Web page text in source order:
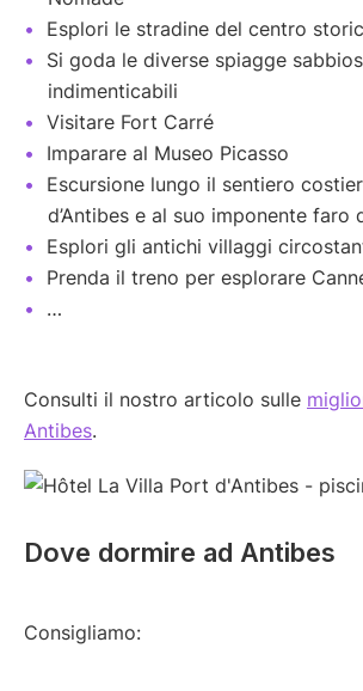
Esplori le stradine del centro
Si goda le diverse spiagge
indimenticabili
Visitare Fort Carré
Imparare al Museo Picasso
Escursione lungo il sentiero
d’Antibes e al suo imponente faro
Esplori gli antichi villaggi
Prenda il treno per esplorare
…
Consulti il nostro articolo sulle
Antibes.
Dove dormire ad Antibes
Consigliamo: